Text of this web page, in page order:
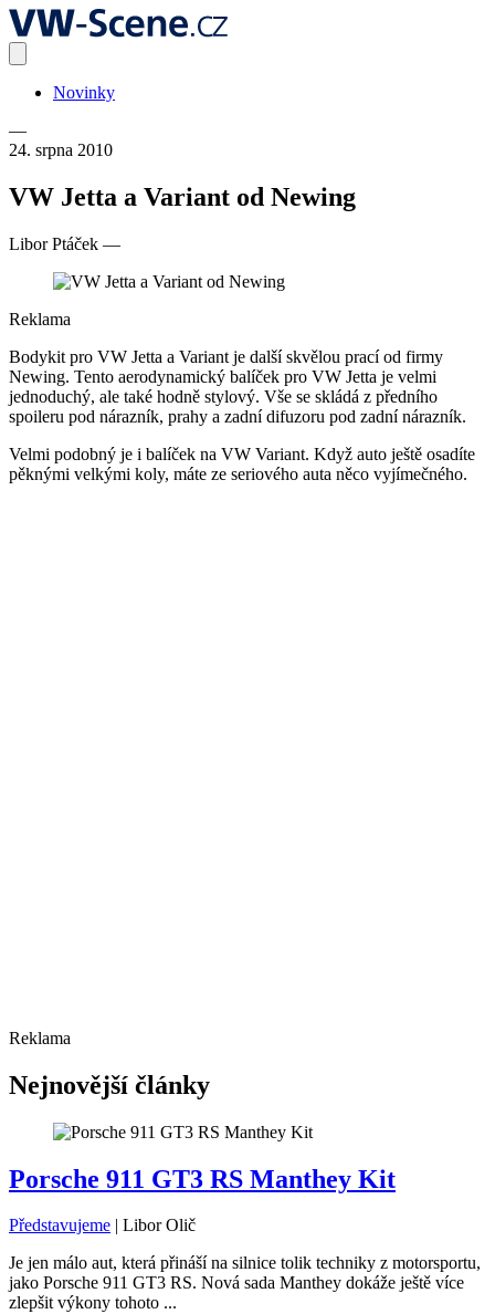
Novinky
—
24. srpna 2010
VW Jetta a Variant od Newing
Libor Ptáček —
Reklama
Bodykit pro VW Jetta a Variant je další skvělou prací od firmy
Newing. Tento aerodynamický balíček pro VW Jetta je velmi
jednoduchý, ale také hodně stylový. Vše se skládá z předního
spoileru pod nárazník, prahy a zadní difuzoru pod zadní nárazník.
Velmi podobný je i balíček na VW Variant. Když auto ještě osadíte
pěknými velkými koly, máte ze seriového auta něco vyjímečného.
Reklama
Nejnovější články
Porsche 911 GT3 RS Manthey Kit
Představujeme | Libor Olič
Je jen málo aut, která přináší na silnice tolik techniky z motorsportu,
jako Porsche 911 GT3 RS. Nová sada Manthey dokáže ještě více
zlepšit výkony tohoto ...